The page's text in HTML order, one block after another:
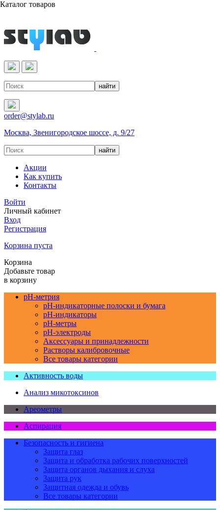
Реактивы & Оборудование
order@stylab.ru
Москва, Звенигородское шоссе, д. 9/27
Акции
Как купить
Контакты
Войти
Личный кабинет
Вход
Регистрация
Корзина пуста
Корзина
Добавьте товар
в корзину
pH-метрия
pH-индикаторные полоски и бумага
pH-индикаторы
pH-метры
pH-электроды
Аксессуары и принадлежности
Растворы калибровочные
Все товары категории
Активность воды
Анализ микотоксинов
Ареометры
Аспирация
Безопасность и гигиена
Защита глаз
Защита и обработка рабочих поверхностей
Защита органов дыхания и слуха
Защита рук
Защитная одежда и обувь
Все товары категории
Каталог товаров